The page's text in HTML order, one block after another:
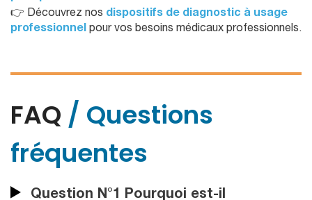
👉 Découvrez nos dispositifs de diagnostic à usage
professionnel pour vos besoins médicaux professionnels.
FAQ / Questions
fréquentes
Question N°1 Pourquoi est-il